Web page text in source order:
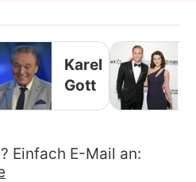
Karel
Gott
Einfach E-Mail an: